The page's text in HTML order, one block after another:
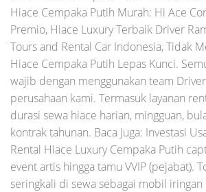
Hiace Cempaka Putih Murah: Hi Ace
Premio, Hiace Luxury Terbaik Driver
Tours and Rental Car Indonesia, Tidak
Hiace Cempaka Putih Lepas Kunci.
wajib dengan menggunakan team
perusahaan kami. Termasuk layanan
durasi sewa hiace harian, mingguan,
kontrak tahunan. Baca Juga: Investasi
Rental Hiace Luxury Cempaka Putih
event artis hingga tamu VVIP (pejabat).
seringkali di sewa sebagai mobil